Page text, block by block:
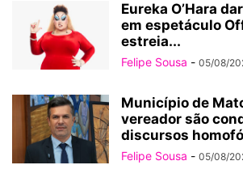
Eureka O’Hara
em espetáculo
estreia...
Felipe Sousa - 05/08/
Município de
vereador são
discursos
Felipe Sousa - 05/08/